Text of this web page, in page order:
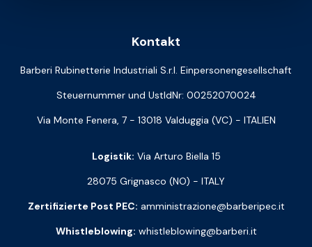
Kontakt
Barberi Rubinetterie Industriali S.r.l. Einpersonengesellschaft
Steuernummer und UstIdNr: 00252070024
Via Monte Fenera, 7 - 13018 Valduggia (VC) - ITALIEN
Logistik: Via Arturo Biella 15
28075 Grignasco (NO) - ITALY
Zertifizierte Post PEC: amministrazione@barberipec.it
Whistleblowing: whistleblowing@barberi.it